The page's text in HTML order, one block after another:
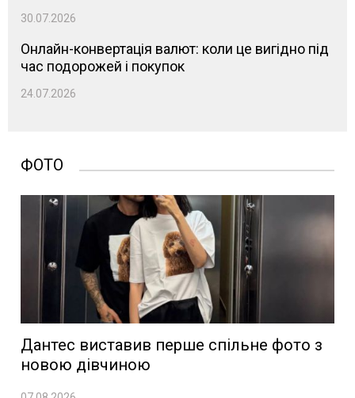
30.07.2026
Онлайн-конвертація валют: коли це вигідно під
час подорожей і покупок
24.07.2026
ФОТО
Дантес виставив перше спільне фото з
новою дівчиною